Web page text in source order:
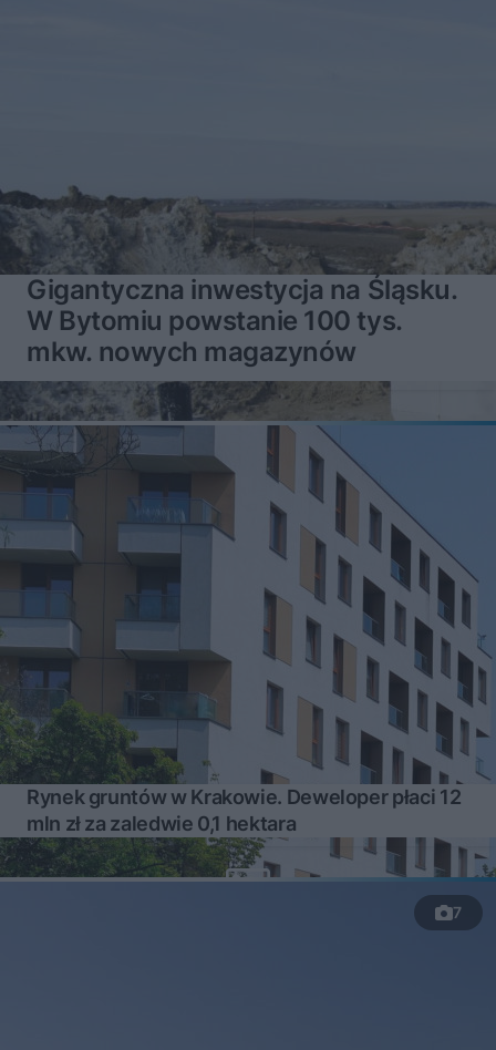
Gigantyczna inwestycja na Śląsku.
W Bytomiu powstanie 100 tys.
mkw. nowych magazynów
Rynek gruntów w Krakowie. Deweloper płaci 12
mln zł za zaledwie 0,1 hektara
7